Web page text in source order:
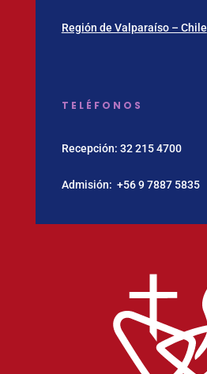
Región de Valparaíso – Chile
TELÉFONOS
Recepción: 32 215 4700
Admisión: ‪+56 9 7887 5835